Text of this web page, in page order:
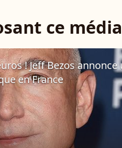
ce média
! Jeff Bezos annonce
en France